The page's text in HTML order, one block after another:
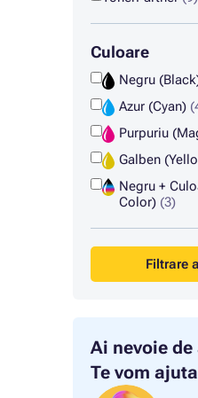
Culoare
Negru
Azur (Cyan)
Purpuriu
Galben
Negru +
Color) (3)
Filtrare
Ai nevoie
Te vom